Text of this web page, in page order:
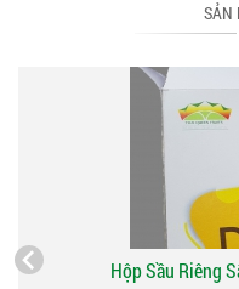
SẢN
Hộp Sầu Riêng